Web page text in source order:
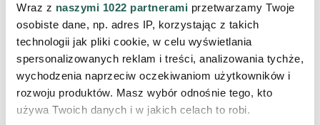
Wraz z naszymi 1022 partnerami przetwarzamy Twoje
osobiste dane, np. adres IP, korzystając z takich
technologii jak pliki cookie, w celu wyświetlania
spersonalizowanych reklam i treści, analizowania tychże,
wychodzenia naprzeciw oczekiwaniom użytkowników i
rozwoju produktów. Masz wybór odnośnie tego, kto
używa Twoich danych i w jakich celach to robi.
Zwłaszcza jeśli chodzi o produkty do codziennej
pielęgnacji ciała, z którymi możesz stworzyć wyjazdowe
lub domowe SPA, a zapach towarzyszy długo po
zastosowaniu. ;)